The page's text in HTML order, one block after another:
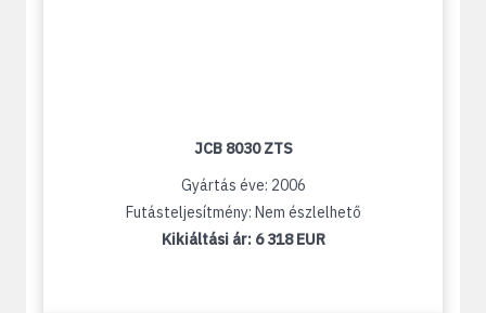
JCB 8030 ZTS
Gyártás éve: 2006
Futásteljesítmény: Nem észlelhető
Kikiáltási ár: 6 318 EUR